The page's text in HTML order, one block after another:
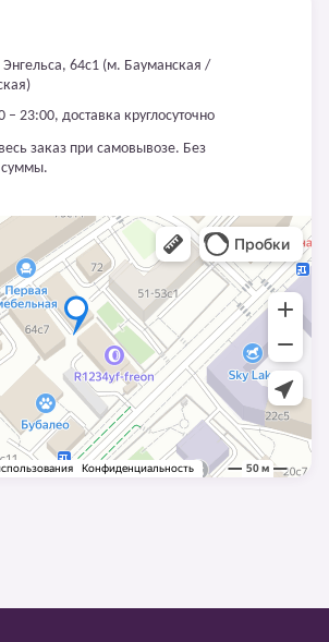
64с1 (м. Бауманская /
– 23:00, доставка круглосуточно
заказ при самовывозе. Без